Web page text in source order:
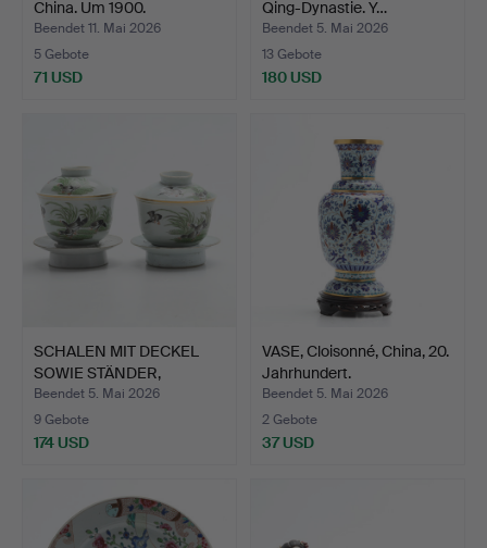
China. Um 1900.
Beendet 11. Mai 2026
5 Gebote
71 USD
Qing-Dynastie. Y…
Beendet 5. Mai 2026
13 Gebote
180 USD
SCHALEN MIT DECKEL
SOWIE STÄNDER,
Porzella…
Beendet 5. Mai 2026
9 Gebote
174 USD
VASE, Cloisonné, China, 20.
Jahrhundert.
Beendet 5. Mai 2026
2 Gebote
37 USD